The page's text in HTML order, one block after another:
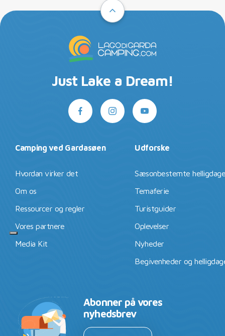
Just Lake a Dream!
Camping ved Gardasøen
Hvordan virker det
Om os
Ressourcer og regler
Vores partnere
Media Kit
Udforske
Sæsonbestemte
Temaferie
Turistguider
Oplevelser
Nyheder
Begivenheder og
Abonner på vores
nyhedsbrev